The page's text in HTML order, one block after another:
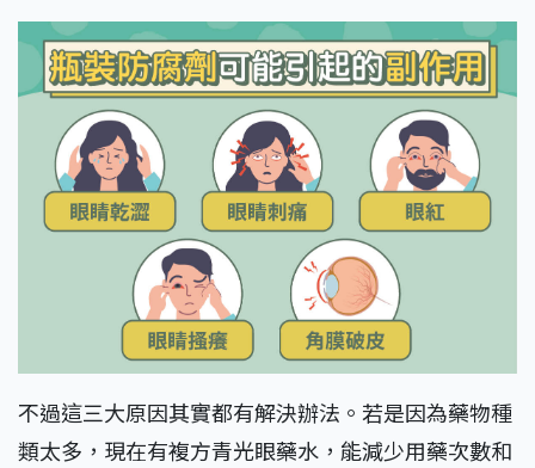
不過這三大原因其實都有解決辦法。若是因為藥物種
類太多，現在有複方青光眼藥水，能減少用藥次數和